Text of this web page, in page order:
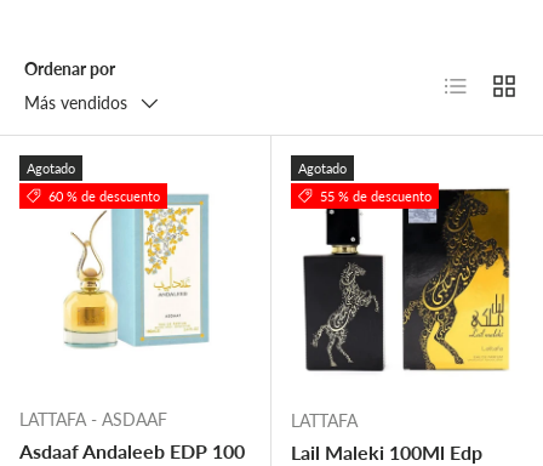
Ordenar por
Más vendidos
Lista
Agotado
60 % de descuento
LATTAFA - ASDAAF
Asdaaf Andaleeb EDP 100
Agotado
55 % de descuento
LATTAFA
Lail Maleki 100Ml Edp